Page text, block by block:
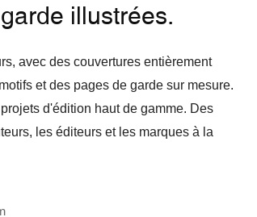
illustrées.
avec des couvertures entièrement
et des pages de garde sur mesure.
d'édition haut de gamme. Des
les éditeurs et les marques à la